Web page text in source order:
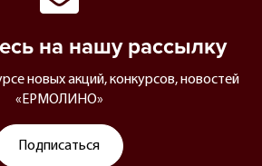
на нашу рассылку
новых акций, конкурсов, новостей
«ЕРМОЛИНО»
Подписаться